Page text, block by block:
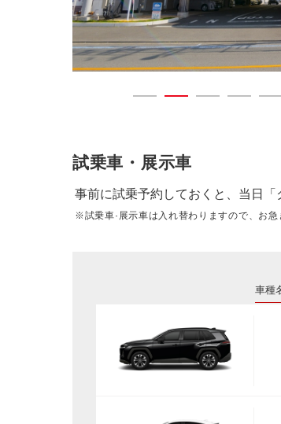
試乗車・展示車
事前に試乗予約しておくと、当日「
※試乗車·展示車は入れ替わりますので、お
車種